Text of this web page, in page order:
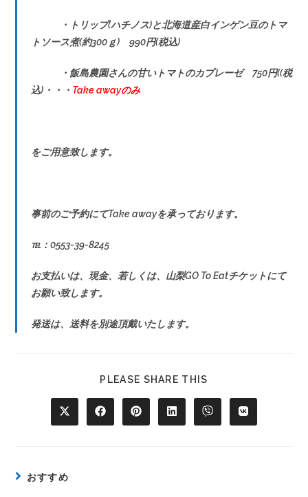
・トリップ(ハチノス)と北海道産白インゲン豆のトマ
トソース煮(約300ｇ) 990円(税込)
・飯島農園さんの甘いトマトのカプレーゼ 750円((税
込)・・・ Take awayのみ
をご用意致します。
事前のご予約にてTake awayを承っております。
℡：0553-39-8245
お支払いは、現金、若しくは、山梨GO To Eatチケットにて
お願い致します。
発送は、送料を別途頂戴いたします。
PLEASE SHARE THIS
おすすめ